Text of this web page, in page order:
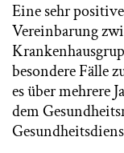
Eine sehr
Vereinbarung
besondere Fälle
es über mehrere
dem